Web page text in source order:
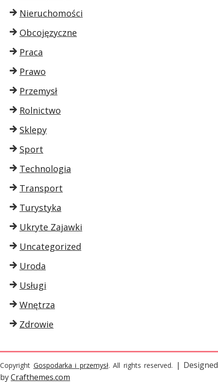
Nieruchomości
Obcojęzyczne
Praca
Prawo
Przemysł
Rolnictwo
Sklepy
Sport
Technologia
Transport
Turystyka
Ukryte Zajawki
Uncategorized
Uroda
Usługi
Wnętrza
Zdrowie
Copyright Gospodarka i przemysł. All rights reserved. | Designed
byCrafthemes.com